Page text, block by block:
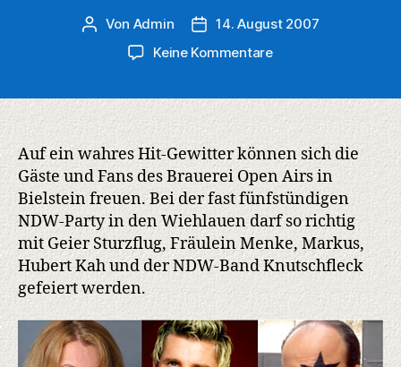
Beitragsautor
Von Admin Veröffentlichungsdatum
14. August 2007
Keine Kommentarezu
Nur
noch
wenige
Karten
Auf ein wahres Hit-Gewitter können sich die
Gäste und Fans des Brauerei Open Airs in
Bielstein freuen. Bei der fast fünfstündigen
NDW-Party in den Wiehlauen darf so richtig
mit Geier Sturzflug, Fräulein Menke, Markus,
Hubert Kah und der NDW-Band Knutschfleck
gefeiert werden.